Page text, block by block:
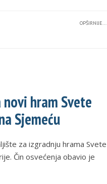
OPŠIRNIJE...
hram Svete
Sjemeću
za izgradnju hrama Svete
Čin osvećenja obavio je